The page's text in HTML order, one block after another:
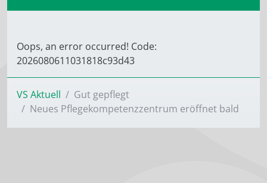
Oops, an error occurred! Code:
2026080611031818c93d43
VS Aktuell
Gut gepflegt
Neues Pflegekompetenzzentrum eröffnet bald